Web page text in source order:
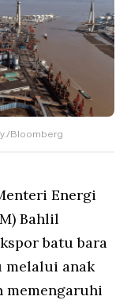
Bloomberg
Energi
Bahlil
batu bara
melalui anak
memengaruhi